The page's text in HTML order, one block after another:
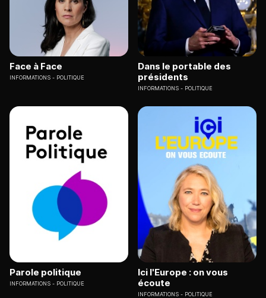
Face à Face
INFORMATIONS POLITIQUE
Dans le portable des
présidents
INFORMATIONS POLITIQUE
Parole politique
INFORMATIONS POLITIQUE
Ici l'Europe : on vous
écoute
INFORMATIONS POLITIQUE